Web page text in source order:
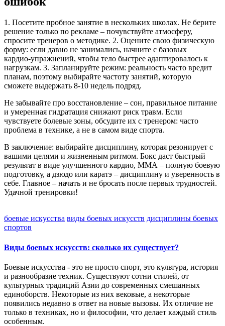
1. Посетите пробное занятие в нескольких школах. Не берите
решение только по рекламе – почувствуйте атмосферу,
спросите тренеров о методике. 2. Оцените свою физическую
форму: если давно не занимались, начните с базовых
кардио‑упражнений, чтобы тело быстрее адаптировалось к
нагрузкам. 3. Запланируйте режим: реальность часто вредит
планам, поэтому выбирайте частоту занятий, которую
сможете выдержать 8‑10 недель подряд.
Не забывайте про восстановление – сон, правильное питание
и умеренная гидратация снижают риск травм. Если
чувствуете болевые зоны, обсудите их с тренером: часто
проблема в технике, а не в самом виде спорта.
В заключение: выбирайте дисциплину, которая резонирует с
вашими целями и жизненным ритмом. Бокс даст быстрый
результат в виде улучшенного кардио, ММА – полную боевую
подготовку, а дзюдо или каратэ – дисциплину и уверенность в
себе. Главное – начать и не бросать после первых трудностей.
Удачной тренировки!
боевые искусства виды боевых искусств дисциплины боевых
спортов
Виды боевых искусств: сколько их существует?
Боевые искусства - это не просто спорт, это культура, история
и разнообразие техник. Существуют сотни стилей, от
культурных традиций Азии до современных смешанных
единоборств. Некоторые из них вековые, а некоторые
появились недавно в ответ на новые вызовы. Их отличие не
только в техниках, но и философии, что делает каждый стиль
особенным.